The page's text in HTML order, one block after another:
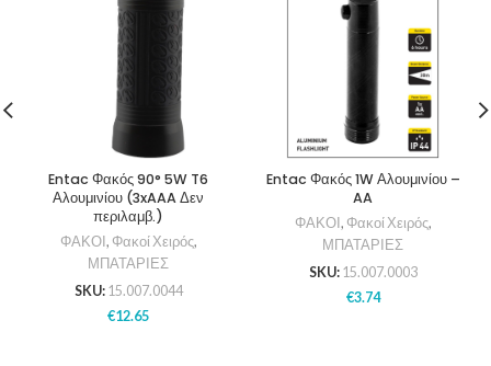
Entac Φακός 90° 5W T6
Αλουμινίου (3xAAA Δεν
περιλαμβ.)
ΦΑΚΟΙ , Φακοί Χειρός,
ΜΠΑΤΑΡΙΕΣ
SKU: 15.007.0044
€12.65
Entac Φακός 1W Αλουμινίου –
AA
ΦΑΚΟΙ , Φακοί Χειρός,
ΜΠΑΤΑΡΙΕΣ
SKU: 15.007.0003
€3.74